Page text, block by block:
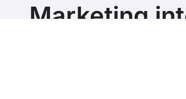
Marketing